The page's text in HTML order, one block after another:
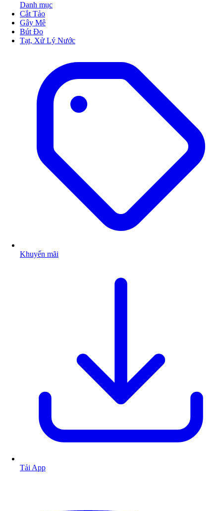
Danh mục
Cắt Tảo
Gây Mê
Bút Đo
Tạt, Xử Lý Nước
Khuyến mãi
Tải App